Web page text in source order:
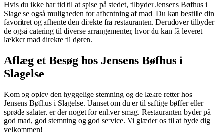
Hvis du ikke har tid til at spise på stedet, tilbyder Jensens Bøfhus i
Slagelse også muligheden for afhentning af mad. Du kan bestille din
favoritret og afhente den direkte fra restauranten. Derudover tilbyder
de også catering til diverse arrangementer, hvor du kan få leveret
lækker mad direkte til døren.
Aflæg et Besøg hos Jensens Bøfhus i
Slagelse
Kom og oplev den hyggelige stemning og de lækre retter hos
Jensens Bøfhus i Slagelse. Uanset om du er til saftige bøffer eller
sprøde salater, er der noget for enhver smag. Restauranten byder på
god mad, god stemning og god service. Vi glæder os til at byde dig
velkommen!